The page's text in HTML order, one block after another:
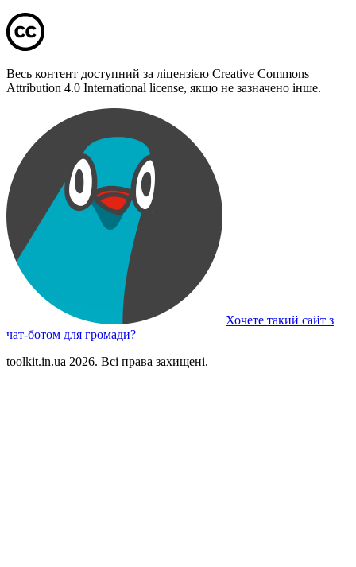
Весь контент доступний за ліцензією Creative Commons
Attribution 4.0 International license, якщо не зазначено інше.
Хочете такий сайт з
чат-ботом для громади?
toolkit.in.ua 2026. Всі права захищені.